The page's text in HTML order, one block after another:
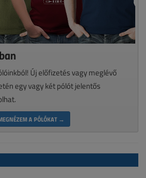
Új előfizetés vagy meglévő
egy vagy két pólót jelentős
A PÓLÓKAT →